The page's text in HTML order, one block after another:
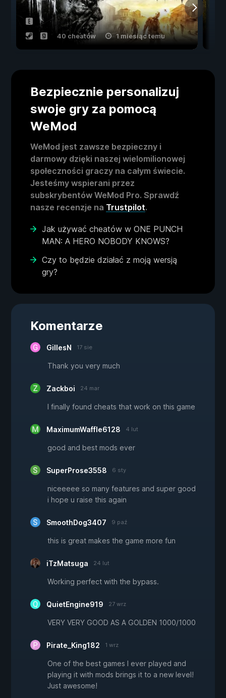
40 cheatów 1 miesiąc temu
Bezpiecznie personalizuj
swoje gry za pomocą
WeMod
WeMod jest zawsze bezpieczny i
darmowy dzięki naszej wielomilionowej
społeczności graczy na całym świecie.
Jesteśmy wspierani przez
subskrybentów WeMod Pro. Sprawdź
nasze recenzje na Trustpilot.
Jak używać cheatów w ONE PUNCH
MAN: A HERO NOBODY KNOWS?
Czy to będzie działać z moją wersją
gry?
Komentarze
GillesN 17 sie
Thank you very much
Zackboi 24 mar
I finally found cheats that work on this game
MaximumWaffle6128 4 lut
good and best mods ever
SuperProse3558 6 sty
niceeeee so many features and super good
i hope u raise this again
SmoothDog3407 9 paź
this is great makes the game more fun
iTzMatsuga 24 lut
Working perfect with the bypass.
QuietEngine919 27 wrz
VERY VERY GOOD AS A GOLDEN 1000/1000
Pirate_King182 1 wrz
One of the best games I ever played and
playing it with mods brings it to a new level!
Just awesome!